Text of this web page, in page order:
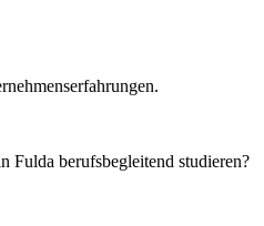
Fulda berufsbegleitend studieren?